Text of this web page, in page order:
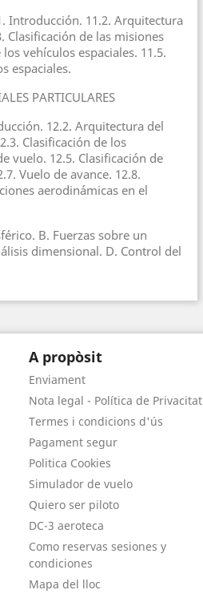
Introducción. 11.2. Arquitectura
Clasificación de las misiones
vehículos espaciales. 11.5.
espaciales.
PARTICULARES
12.2. Arquitectura del
Clasificación de los
vuelo. 12.5. Clasificación de
Vuelo de avance. 12.8.
aerodinámicas en el
B. Fuerzas sobre un
dimensional. D. Control del
A propòsit
Enviament
Nota legal - Política de Privacitat
Termes i condicions d'ús
Pagament segur
Politica Cookies
Simulador de vuelo
Quiero ser piloto
DC-3 aeroteca
Como reservas sesiones y
condiciones
Mapa del lloc